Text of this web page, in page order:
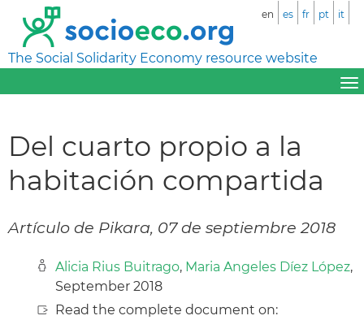
The Social Solidarity Economy resource website
en es fr pt it
Del cuarto propio a la
habitación compartida
Artículo de Pikara, 07 de septiembre 2018
Alicia Rius Buitrago, Maria Angeles Díez López,
September 2018
Read the complete document on: